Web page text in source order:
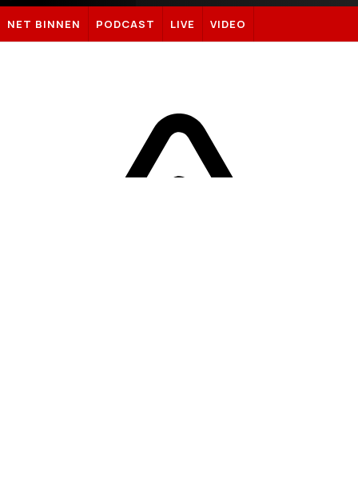
Sportnieuws.nl
NET BINNEN PODCAST LIVE VIDEO